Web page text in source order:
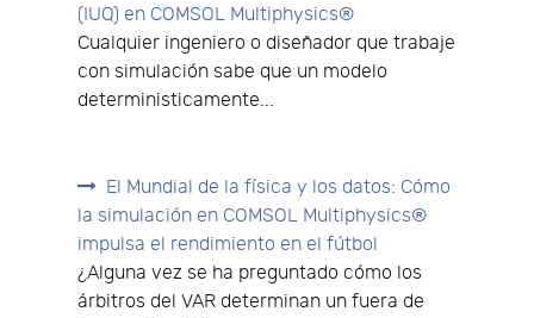
(IUQ) en COMSOL Multiphysics®
Cualquier ingeniero o diseñador que trabaje
con simulación sabe que un modelo
deterministicamente...
El Mundial de la física y los datos: Cómo
la simulación en COMSOL Multiphysics®
impulsa el rendimiento en el fútbol
¿Alguna vez se ha preguntado cómo los
árbitros del VAR determinan un fuera de